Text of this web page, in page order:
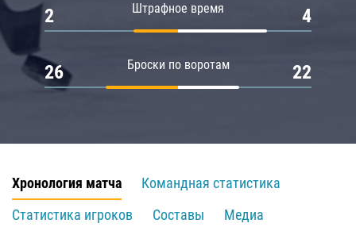
Штрафное время
2 4
Броски по воротам
26 22
Хронология матча
Командная статистика
Статистика игроков
Составы
Медиа